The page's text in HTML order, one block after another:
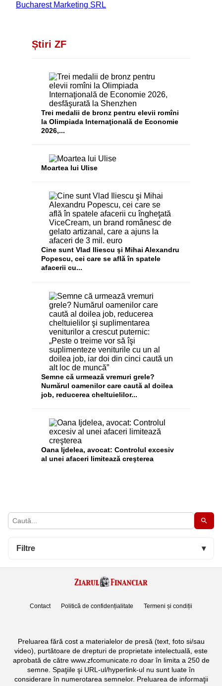
Filtre ▾
Bucharest Marketing SRL
Știri ZF
Trei medalii de bronz pentru elevii romîni
la Olimpiada Internaţională de Economie
2026,...
Moartea lui Ulise
Cine sunt Vlad Iliescu şi Mihai Alexandru
Popescu, cei care se află în spatele
afacerii cu...
Semne că urmează vremuri grele?
Numărul oamenilor care caută al doilea
job, reducerea cheltuielilor...
Oana Ijdelea, avocat: Controlul excesiv
al unei afaceri limitează creşterea
Contact Politică de confidențialitate Termeni și condiții
Preluarea fără cost a materialelor de presă (text, foto si/sau
video), purtătoare de drepturi de proprietate intelectuală, este
aprobată de către www.zfcomunicate.ro doar în limita a 250 de
semne. Spaţiile şi URL-ul/hyperlink-ul nu sunt luate în
considerare în numerotarea semnelor. Preluarea de informaţii